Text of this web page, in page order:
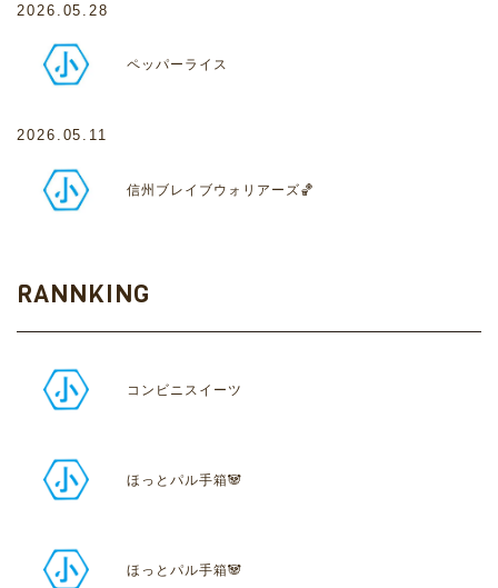
2026.05.28
ペッパーライス
2026.05.11
信州ブレイブウォリアーズ🏀
RANNKING
コンビニスイーツ
ほっとパル手箱🐼
ほっとパル手箱🐼